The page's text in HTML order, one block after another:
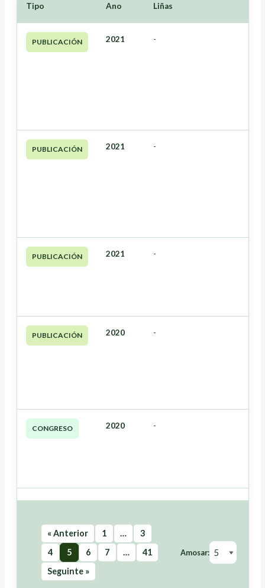
Tipo Ano Liñas
PUBLICACIÓN 2021 -
PUBLICACIÓN 2021 -
PUBLICACIÓN 2021 -
PUBLICACIÓN 2020 -
CONGRESO 2020 -
« Anterior 1 …
3
4
5 6 7 …
41
Seguinte »
Amosar: